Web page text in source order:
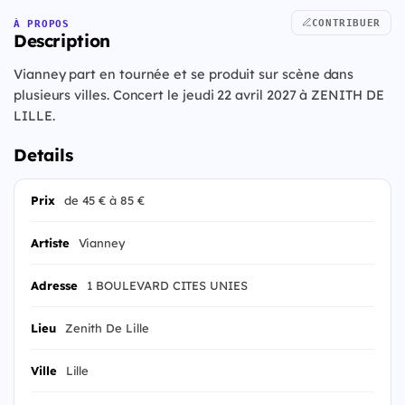
À PROPOS
Description
CONTRIBUER
Vianney part en tournée et se produit sur scène dans
plusieurs villes. Concert le jeudi 22 avril 2027 à ZENITH DE
LILLE.
Details
Prix de 45 € à 85 €
Artiste Vianney
Adresse 1 BOULEVARD CITES UNIES
Lieu Zenith De Lille
Ville Lille